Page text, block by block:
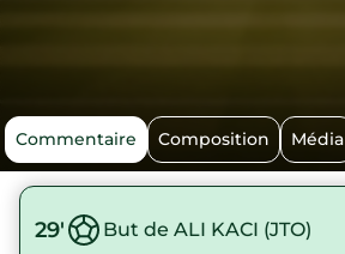
Commentaire Composition Média
29' But de ALI KACI (JTO)